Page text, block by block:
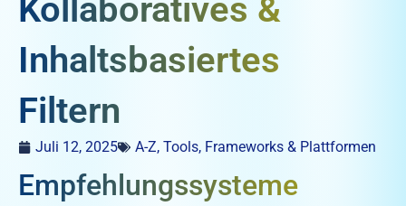
Kollaboratives &
Inhaltsbasiertes
Filtern
Juli 12, 2025 A-Z, Tools, Frameworks & Plattformen
Empfehlungssysteme